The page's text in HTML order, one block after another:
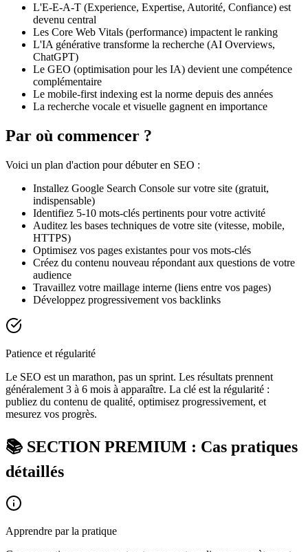
L'E-E-A-T (Experience, Expertise, Autorité, Confiance) est
devenu central
Les Core Web Vitals (performance) impactent le ranking
L'IA générative transforme la recherche (AI Overviews,
ChatGPT)
Le GEO (optimisation pour les IA) devient une compétence
complémentaire
Le mobile-first indexing est la norme depuis des années
La recherche vocale et visuelle gagnent en importance
Par où commencer ?
Voici un plan d'action pour débuter en SEO :
Installez Google Search Console sur votre site (gratuit,
indispensable)
Identifiez 5-10 mots-clés pertinents pour votre activité
Auditez les bases techniques de votre site (vitesse, mobile,
HTTPS)
Optimisez vos pages existantes pour vos mots-clés
Créez du contenu nouveau répondant aux questions de votre
audience
Travaillez votre maillage interne (liens entre vos pages)
Développez progressivement vos backlinks
Patience et régularité
Le SEO est un marathon, pas un sprint. Les résultats prennent
généralement 3 à 6 mois à apparaître. La clé est la régularité :
publiez du contenu de qualité, optimisez progressivement, et
mesurez vos progrès.
📚 SECTION PREMIUM : Cas pratiques
détaillés
Apprendre par la pratique